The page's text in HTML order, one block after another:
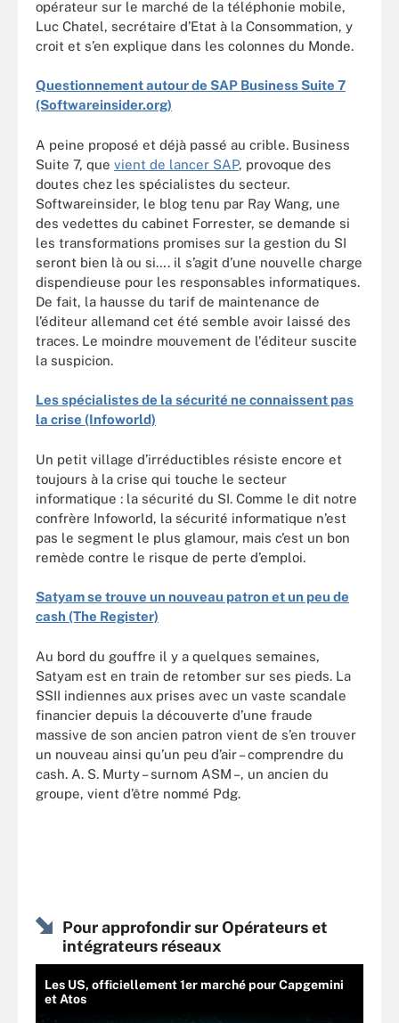
opérateur sur le marché de la téléphonie mobile,
Luc Chatel, secrétaire d’Etat à la Consommation, y
croit et s’en explique dans les colonnes du Monde.
Questionnement autour de SAP Business Suite 7
(Softwareinsider.org)
A peine proposé et déjà passé au crible. Business
Suite 7, que vient de lancer SAP, provoque des
doutes chez les spécialistes du secteur.
Softwareinsider, le blog tenu par Ray Wang, une
des vedettes du cabinet Forrester, se demande si
les transformations promises sur la gestion du SI
seront bien là ou si…. il s’agit d’une nouvelle charge
dispendieuse pour les responsables informatiques.
De fait, la hausse du tarif de maintenance de
l’éditeur allemand cet été semble avoir laissé des
traces. Le moindre mouvement de l'éditeur suscite
la suspicion.
Les spécialistes de la sécurité ne connaissent pas
la crise (Infoworld)
Un petit village d’irréductibles résiste encore et
toujours à la crise qui touche le secteur
informatique : la sécurité du SI. Comme le dit notre
confrère Infoworld, la sécurité informatique n’est
pas le segment le plus glamour, mais c’est un bon
remède contre le risque de perte d’emploi.
Satyam se trouve un nouveau patron et un peu de
cash (The Register)
Au bord du gouffre il y a quelques semaines,
Satyam est en train de retomber sur ses pieds. La
SSII indiennes aux prises avec un vaste scandale
financier depuis la découverte d’une fraude
massive de son ancien patron vient de s’en trouver
un nouveau ainsi qu’un peu d’air – comprendre du
cash. A. S. Murty – surnom ASM –, un ancien du
groupe, vient d’être nommé Pdg.
Pour approfondir sur Opérateurs et
intégrateurs réseaux
Les US, officiellement 1er marché pour Capgemini
et Atos